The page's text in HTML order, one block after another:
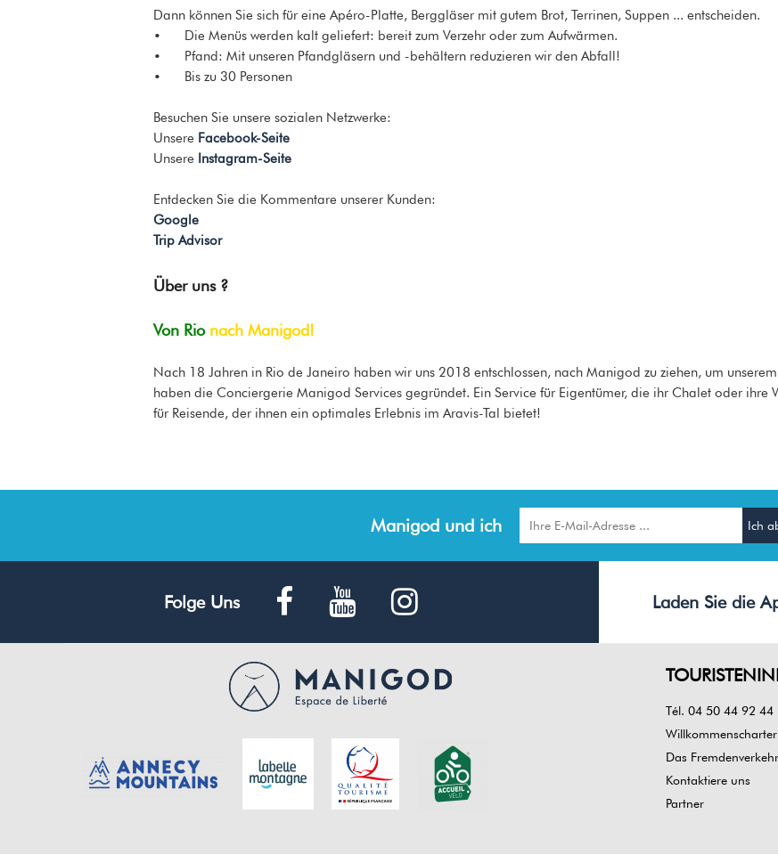
Dann können Sie sich für eine Apéro-Platte, Berggläser mit gutem Brot, Terrinen, Suppen ... entscheiden.
• Die Menüs werden kalt geliefert: bereit zum Verzehr oder zum Aufwärmen.
• Pfand: Mit unseren Pfandgläsern und -behältern reduzieren wir den Abfall!
• Bis zu 30 Personen
Besuchen Sie unsere sozialen Netzwerke:
Unsere Facebook-Seite
Unsere Instagram-Seite
Entdecken Sie die Kommentare unserer Kunden:
Google
Trip Advisor
Über uns ?
Von Rio nach Manigod!
Nach 18 Jahren in Rio de Janeiro haben wir uns 2018 entschlossen, nach Manigod zu ziehen, um
haben die Conciergerie Manigod Services gegründet. Ein Service für Eigentümer, die ihr Chalet oder ihre
für Reisende, der ihnen ein optimales Erlebnis im Aravis-Tal bietet!
Manigod und ich
Folge Uns Laden Sie die
Tél. 04 50 44 92 44
Willkommenscharter
Das
Kontaktiere uns
Partner